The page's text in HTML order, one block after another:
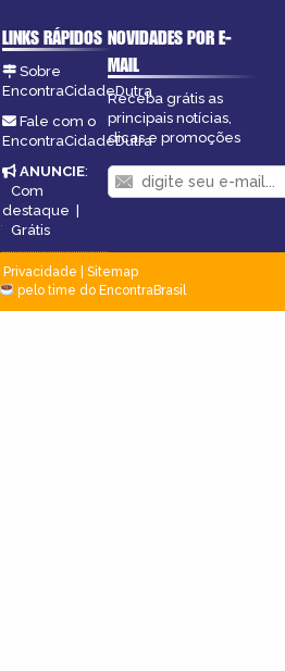
LINKS RÁPIDOS
Sobre
EncontraCidadeDutra
Fale com o
EncontraCidadeDutra
ANUNCIE:
Com
destaque |
Grátis
NOVIDADES POR E-
MAIL
Receba grátis as
principais notícias,
dicas e promoções
Privacidade
Sitemap
pelo time do EncontraBrasil